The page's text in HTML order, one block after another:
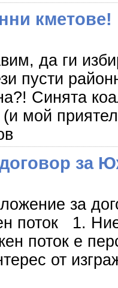
кметове!
да ги
пусти
Синята
мой
за
за
поток 1. Ние
поток е
от